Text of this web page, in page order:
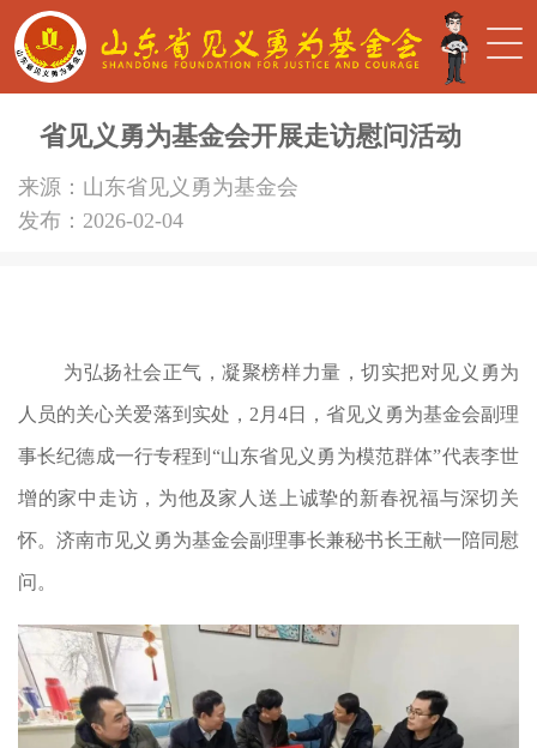
省见义勇为基金会开展走访慰问活动
来源：山东省见义勇为基金会
发布：2026-02-04
为弘扬社会正气，凝聚榜样力量，切实把对见义勇为
人员的关心关爱落到实处，2月4日，省见义勇为基金会副理
事长纪德成一行专程到“山东省见义勇为模范群体”代表李世
增的家中走访，为他及家人送上诚挚的新春祝福与深切关
怀。济南市见义勇为基金会副理事长兼秘书长王献一陪同慰
问。